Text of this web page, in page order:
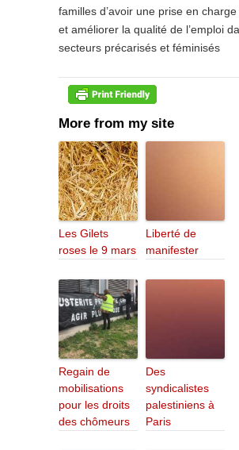
familles d’avoir une prise en
et améliorer la qualité de l’emploi
secteurs précarisés et féminisés
More from my site
Les Gilets
roses le 9 mars
Liberté de
manifester
Regain de
mobilisations
pour les droits
des chômeurs
Des
syndicalistes
palestiniens à
Paris